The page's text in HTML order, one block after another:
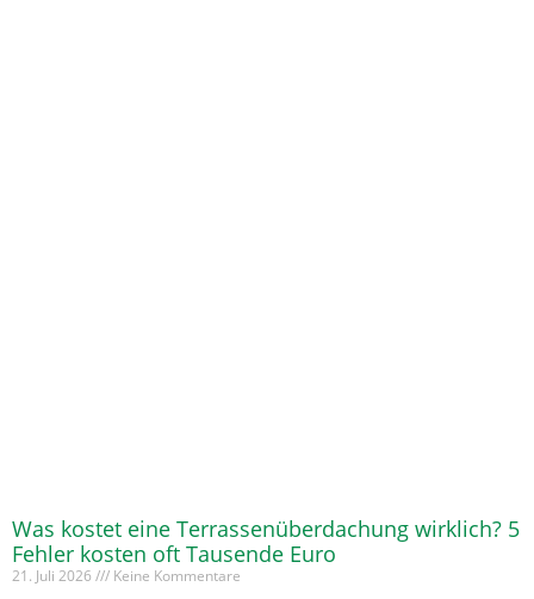
Was kostet eine Terrassenüberdachung wirklich? 5
Fehler kosten oft Tausende Euro
21. Juli 2026 Keine Kommentare